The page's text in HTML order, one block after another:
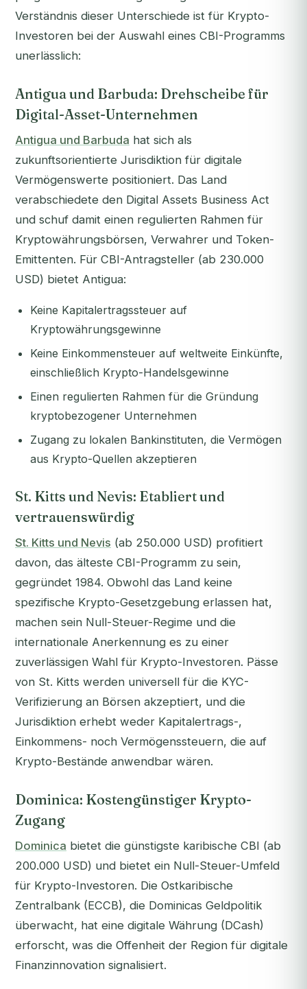
Verständnis dieser Unterschiede ist für Krypto-
Investoren bei der Auswahl eines CBI-Programms
unerlässlich:
Antigua und Barbuda: Drehscheibe für
Digital-Asset-Unternehmen
Antigua und Barbuda hat sich als
zukunftsorientierte Jurisdiktion für digitale
Vermögenswerte positioniert. Das Land
verabschiedete den Digital Assets Business Act
und schuf damit einen regulierten Rahmen für
Kryptowährungsbörsen, Verwahrer und Token-
Emittenten. Für CBI-Antragsteller (ab 230.000
USD) bietet Antigua:
Keine Kapitalertragssteuer auf
Kryptowährungsgewinne
Keine Einkommensteuer auf weltweite Einkünfte,
einschließlich Krypto-Handelsgewinne
Einen regulierten Rahmen für die Gründung
kryptobezogener Unternehmen
Zugang zu lokalen Bankinstituten, die Vermögen
aus Krypto-Quellen akzeptieren
St. Kitts und Nevis: Etabliert und
vertrauenswürdig
St. Kitts und Nevis (ab 250.000 USD) profitiert
davon, das älteste CBI-Programm zu sein,
gegründet 1984. Obwohl das Land keine
spezifische Krypto-Gesetzgebung erlassen hat,
machen sein Null-Steuer-Regime und die
internationale Anerkennung es zu einer
zuverlässigen Wahl für Krypto-Investoren. Pässe
von St. Kitts werden universell für die KYC-
Verifizierung an Börsen akzeptiert, und die
Jurisdiktion erhebt weder Kapitalertrags-,
Einkommens- noch Vermögenssteuern, die auf
Krypto-Bestände anwendbar wären.
Dominica: Kostengünstiger Krypto-
Zugang
Dominica bietet die günstigste karibische CBI (ab
200.000 USD) und bietet ein Null-Steuer-Umfeld
für Krypto-Investoren. Die Ostkaribische
Zentralbank (ECCB), die Dominicas Geldpolitik
überwacht, hat eine digitale Währung (DCash)
erforscht, was die Offenheit der Region für digitale
Finanzinnovation signalisiert.